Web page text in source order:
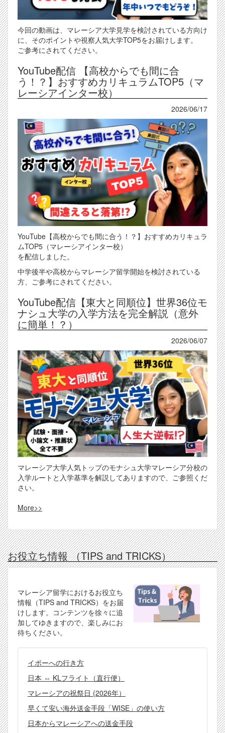
今回の動画は、マレーシア大学見学を検討されている方向け
に、そのポイントや視察人気大学TOP5をお届けします。
ご参考にされてください。
YouTube配信 【高校からでも間に合
う！？】おすすめカリキュラムTOP5（マ
レーシアインター校）
2026/06/17
YouTube【高校からでも間に合う！？】おすすめカリキュラ
ムTOP5（マレーシアインター校）
を配信しました。
中学後半や高校からマレーシア留学開始を検討されている
方、ご参考にされてください。
YouTube配信【東大と同順位】世界36位モ
ナシュ大学の入学方法を完全解説（意外
に簡単！？）
2026/06/07
マレーシア大学人気トップのモナシュ大学マレーシア分校の
入学ルートと入学基準を解説してありますので、ご参照くだ
さい。
More>>
お役立ち情報 （TIPS and TRICKS）
マレーシア留学におけるお役立ち
情報（TIPS and TRICKS）をお届
けします。コンテンツを徐々に追
加してゆきますので、楽しみにお
待ちください。
イポーへの行き方
日本 ⇔ KLフライト（直行便）
マレーシアの祝祭日 (2026年）
早くて安い海外送金手段「WISE」の使い方
日本からマレーシアへの送金手段